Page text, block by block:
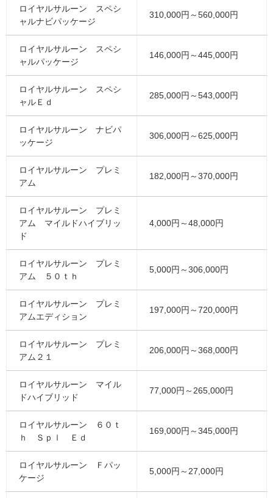
ロイヤルサルーン スペシ
ャルナビパッケージ
310,000円～560,000円
ロイヤルサルーン スペシ
ャルパッケージ
146,000円～445,000円
ロイヤルサルーン スペシ
ャルＥｄ
285,000円～543,000円
ロイヤルサルーン ナビパ
ッケージ
306,000円～625,000円
ロイヤルサルーン プレミ
アム
182,000円～370,000円
ロイヤルサルーン プレミ
アム マイルドハイブリッ
ド
4,000円～48,000円
ロイヤルサルーン プレミ
アム ５０ｔｈ
5,000円～306,000円
ロイヤルサルーン プレミ
アムエディション
197,000円～720,000円
ロイヤルサルーン プレミ
アム２１
206,000円～368,000円
ロイヤルサルーン マイル
ドハイブリッド
77,000円～265,000円
ロイヤルサルーン ６０ｔ
ｈ Ｓｐｌ Ｅｄ
169,000円～345,000円
ロイヤルサルーン Ｆパッ
ケージ
5,000円～27,000円